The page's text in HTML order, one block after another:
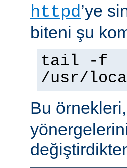
httpd’ye
biteni şu
tail -f
/usr/
Bu